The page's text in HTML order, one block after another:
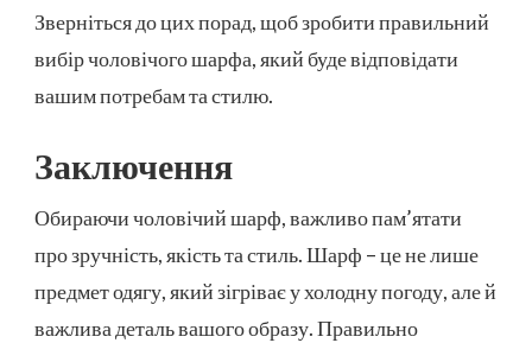
Зверніться до цих порад, щоб зробити правильний
вибір чоловічого шарфа, який буде відповідати
вашим потребам та стилю.
Заключення
Обираючи чоловічий шарф, важливо пам’ятати
про зручність, якість та стиль. Шарф – це не лише
предмет одягу, який зігріває у холодну погоду, але й
важлива деталь вашого образу. Правильно